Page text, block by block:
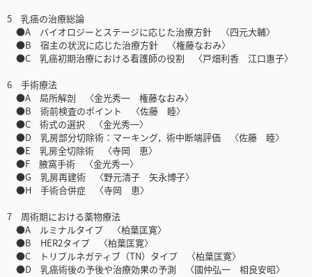
5 乳癌の治療総論
●A バイオロジーとステージに応じた治療方針 〈四元大輔〉
●B 宿主の状況に応じた治療方針 〈権藤なおみ〉
●C 乳癌初期治療における看護師の役割 〈戸畑利香 江口惠子〉
6 手術療法
●A 局所解剖 〈金光秀一 権藤なおみ〉
●B 術前検査のポイント 〈佐藤 睦〉
●C 術式の選択 〈金光秀一〉
●D 乳房部分切除術：マーキング，術中断端評価 〈佐藤 睦〉
●E 乳房全切除術 〈寺岡 恵〉
●F 腋窩手術 〈金光秀一〉
●G 乳房再建術 〈野元清子 矢永博子〉
●H 手術合併症 〈寺岡 恵〉
7 周術期における薬物療法
●A ルミナルタイプ 〈柏葉匡寛〉
●B HER2タイプ 〈柏葉匡寛〉
●C トリプルネガティブ（TN）タイプ 〈柏葉匡寛〉
●D 乳癌術後の予後や治療効果の予測 〈國仲弘一 相良安昭〉